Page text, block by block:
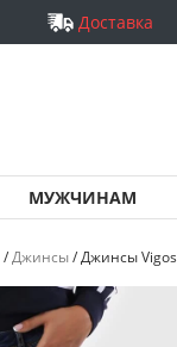
Доставка
МУЖЧИНАМ
/Джинсы/Джинсы